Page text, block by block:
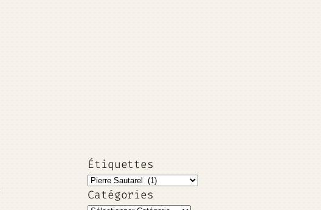
Étiquettes
Catégories